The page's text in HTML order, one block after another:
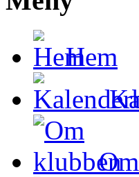
Hem